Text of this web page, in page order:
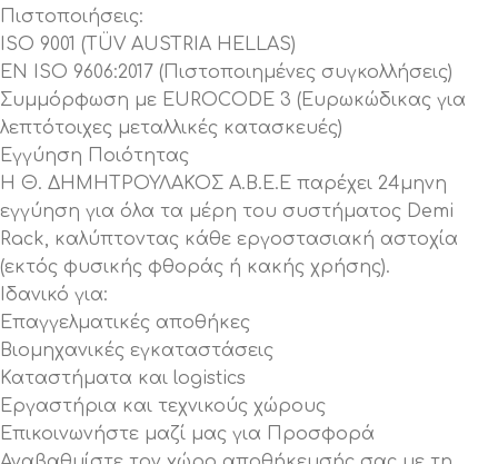
Πιστοποιήσεις:
ISO 9001 (TÜV AUSTRIA HELLAS)
EN ISO 9606:2017 (Πιστοποιημένες συγκολλήσεις)
Συμμόρφωση με EUROCODE 3 (Ευρωκώδικας για
λεπτότοιχες μεταλλικές κατασκευές)
Εγγύηση Ποιότητας
Η Θ. ΔΗΜΗΤΡΟΥΛΑΚΟΣ Α.Β.Ε.Ε παρέχει 24μηνη
εγγύηση για όλα τα μέρη του συστήματος Demi
Rack, καλύπτοντας κάθε εργοστασιακή αστοχία
(εκτός φυσικής φθοράς ή κακής χρήσης).
Ιδανικό για:
Επαγγελματικές αποθήκες
Βιομηχανικές εγκαταστάσεις
Καταστήματα και logistics
Εργαστήρια και τεχνικούς χώρους
Επικοινωνήστε μαζί μας για Προσφορά